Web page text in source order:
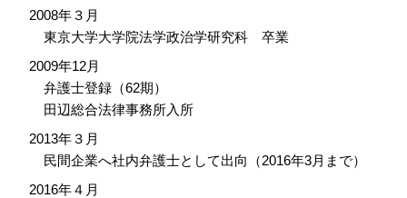
2008年３月
東京大学大学院法学政治学研究科 卒業
2009年12月
弁護士登録（62期）
田辺総合法律事務所入所
2013年３月
民間企業へ社内弁護士として出向（2016年3月まで）
2016年４月